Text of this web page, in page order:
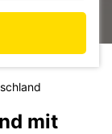
mit